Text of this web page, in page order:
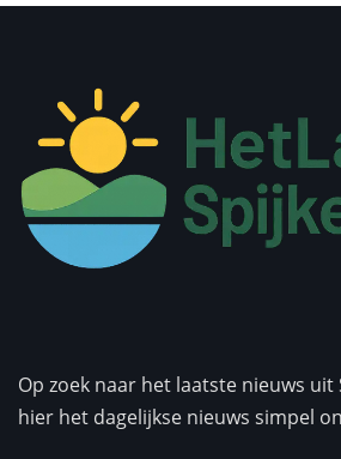
Op zoek naar het laatste nieuws uit
hier het dagelijkse nieuws simpel